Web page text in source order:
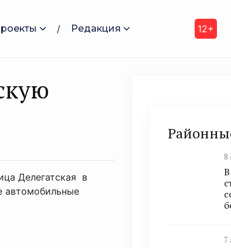
Редакция 12+
Делегатская в
автомобильные
8
7